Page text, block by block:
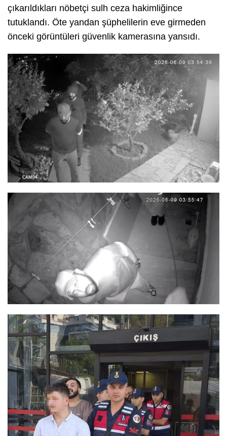
çıkarıldıkları nöbetçi sulh ceza hakimliğince
tutuklandı. Öte yandan şüphelilerin eve girmeden
önceki görüntüleri güvenlik kamerasına yansıdı.